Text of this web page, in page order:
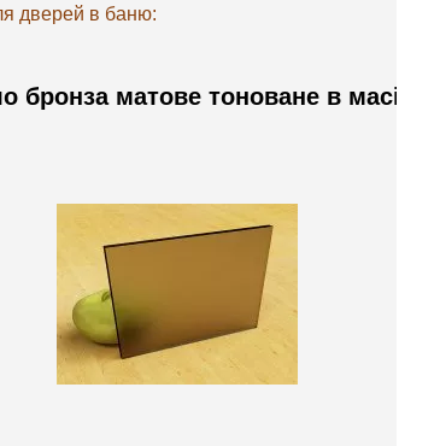
дверей в баню:
бронза матове тоноване в масі